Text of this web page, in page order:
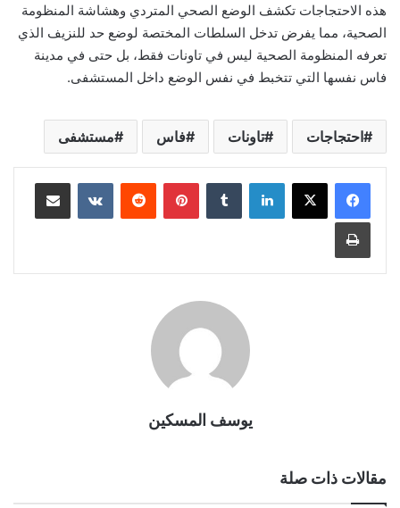
هذه الاحتجاجات تكشف الوضع الصحي المتردي وهشاشة المنظومة
الصحية، مما يفرض تدخل السلطات المختصة لوضع حد للنزيف الذي
تعرفه المنظومة الصحية ليس في تاونات فقط، بل حتى في مدينة
فاس نفسها التي تتخبط في نفس الوضع داخل المستشفى.
احتجاجات تاونات فاس مستشفى
لينكدإن بينتيريست مشاركة عبر البريد
طباعة
يوسف المسكين
مقالات ذات صلة